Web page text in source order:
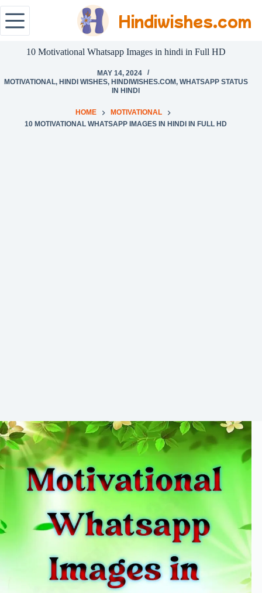
Hindiwishes.com
10 Motivational Whatsapp Images in hindi in Full HD
MAY 14, 2024
MOTIVATIONAL, HINDI WISHES, HINDIWISHES.COM, WHATSAPP STATUS
IN HINDI
HOME
MOTIVATIONAL
10 MOTIVATIONAL WHATSAPP IMAGES IN HINDI IN FULL HD